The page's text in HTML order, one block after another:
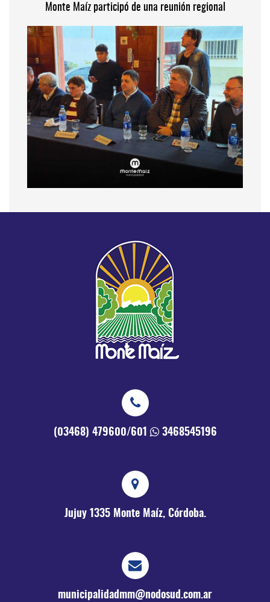
Monte Maíz participó de una reunión regional
(03468) 479600/601 3468545196
Jujuy 1335 Monte Maíz, Córdoba.
municipalidadmm@nodosud.com.ar